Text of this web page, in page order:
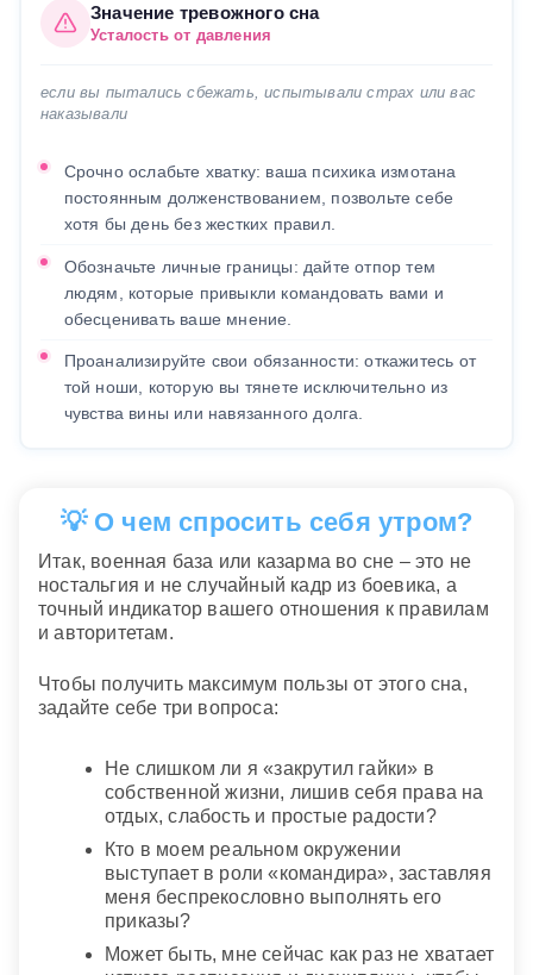
Значение тревожного сна
Усталость от давления
если вы пытались сбежать, испытывали страх или вас
наказывали
Срочно ослабьте хватку: ваша психика измотана
постоянным долженствованием, позвольте себе
хотя бы день без жестких правил.
Обозначьте личные границы: дайте отпор тем
людям, которые привыкли командовать вами и
обесценивать ваше мнение.
Проанализируйте свои обязанности: откажитесь от
той ноши, которую вы тянете исключительно из
чувства вины или навязанного долга.
💡 О чем спросить себя утром?
Итак, военная база или казарма во сне – это не
ностальгия и не случайный кадр из боевика, а
точный индикатор вашего отношения к правилам
и авторитетам.
Чтобы получить максимум пользы от этого сна,
задайте себе три вопроса:
Не слишком ли я «закрутил гайки» в
собственной жизни, лишив себя права на
отдых, слабость и простые радости?
Кто в моем реальном окружении
выступает в роли «командира», заставляя
меня беспрекословно выполнять его
приказы?
Может быть, мне сейчас как раз не хватает